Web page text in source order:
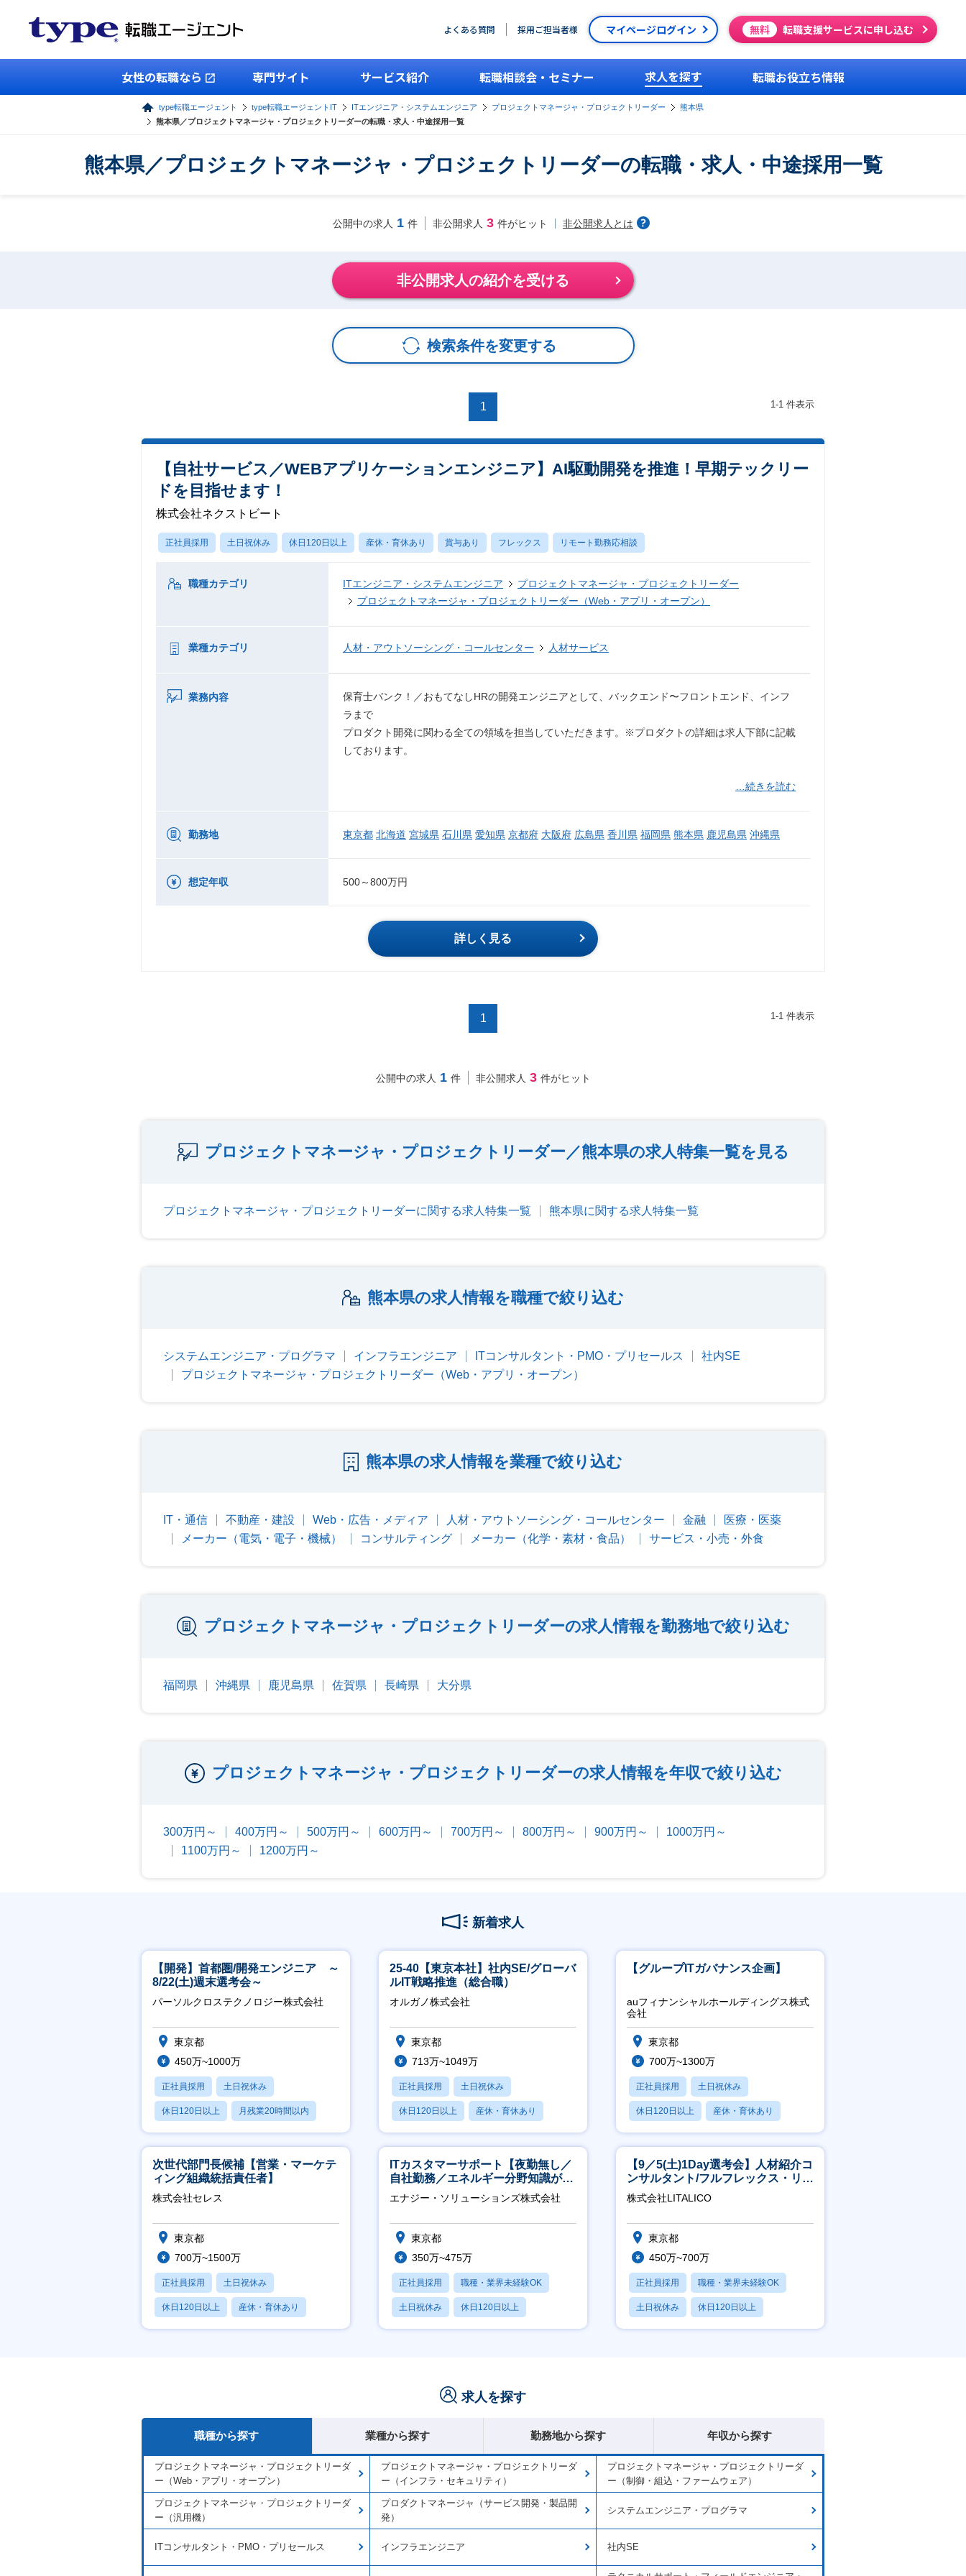
よくある質問 採用ご担当者様 マイページログイン 無料 転職支援サービスに申し込む
女性の転職なら 専門サイト サービス紹介 転職相談会・セミナー 求人を探す 転職お役立ち情報
type転職エージェント type転職エージェントIT ITエンジニア・システムエンジニア プロジェクトマネージャ・プロジェクトリーダー
熊本県
熊本県／プロジェクトマネージャ・プロジェクトリーダーの転職・求人・中途採用一覧
熊本県／プロジェクトマネージャ・プロジェクトリーダーの転職・求人・中途採用一覧
公開中の求人 1 件 非公開求人 3 件がヒット 非公開求人とは
非公開求人の紹介を受ける
検索条件を変更する
1 1-1 件表示
【自社サービス／WEBアプリケーションエンジニア】AI駆動開発を推進！早期テックリー
ドを目指せます！
株式会社ネクストビート
正社員採用 土日祝休み 休日120日以上 産休・育休あり 賞与あり フレックス リモート勤務応相談
職種カテゴリ ITエンジニア・システムエンジニア
プロジェクトマネージャ・プロジェクトリーダー
プロジェクトマネージャ・プロジェクトリーダー（Web・アプリ・オープン）
業種カテゴリ 人材・アウトソーシング・コールセンター 人材サービス
業務内容
保育士バンク！／おもてなしHRの開発エンジニアとして、バックエンド〜フロントエンド、インフ
ラまで
プロダクト開発に関わる全ての領域を担当していただきます。※プロダクトの詳細は求人下部に記載
しております。
…続きを読む
勤務地 東京都 北海道 宮城県 石川県 愛知県 京都府 大阪府 広島県 香川県 福岡県 熊本県 鹿児島県 沖縄県
想定年収 500～800万円
詳しく見る
1 1-1 件表示
公開中の求人 1 件 非公開求人 3 件がヒット
プロジェクトマネージャ・プロジェクトリーダー／熊本県の求人特集一覧を見る
プロジェクトマネージャ・プロジェクトリーダーに関する求人特集一覧 熊本県に関する求人特集一覧
熊本県の求人情報を職種で絞り込む
システムエンジニア・プログラマ インフラエンジニア ITコンサルタント・PMO・プリセールス
社内SE
プロジェクトマネージャ・プロジェクトリーダー（Web・アプリ・オープン）
熊本県の求人情報を業種で絞り込む
IT・通信 不動産・建設 Web・広告・メディア 人材・アウトソーシング・コールセンター 金融
医療・医薬
メーカー（電気・電子・機械）
コンサルティング メーカー（化学・素材・食品） サービス・小売・外食
プロジェクトマネージャ・プロジェクトリーダーの求人情報を勤務地で絞り込む
福岡県 沖縄県 鹿児島県 佐賀県 長崎県 大分県
プロジェクトマネージャ・プロジェクトリーダーの求人情報を年収で絞り込む
300万円～ 400万円～ 500万円～ 600万円～ 700万円～ 800万円～ 900万円～
1000万円～
1100万円～
1200万円～
新着求人
【開発】首都圏/開発エンジニア ～
8/22(土)週末選考会～
パーソルクロステクノロジー株式会社
東京都
450万~1000万
正社員採用 土日祝休み
休日120日以上 月残業20時間以内
賞与あり
25-40【東京本社】社内SE/グローバ
ルIT戦略推進（総合職）
オルガノ株式会社
東京都
713万~1049万
正社員採用 土日祝休み
休日120日以上 産休・育休あり
月残業20時間以内
【グループITガバナンス企画】
auフィナンシャルホールディングス株式
会社
東京都
700万~1300万
正社員採用 土日祝休み
休日120日以上 産休・育休あり
賞与あり
次世代部門長候補【営業・マーケテ
ィング組織統括責任者】
株式会社セレス
東京都
700万~1500万
正社員採用 土日祝休み
休日120日以上 産休・育休あり
賞与あり
ITカスタマーサポート【夜勤無し／
自社勤務／エネルギー分野知識が身
につきます】
エナジー・ソリューションズ株式会社
東京都
350万~475万
正社員採用 職種・業界未経験OK
土日祝休み 休日120日以上
産休・育休あり
【9／5(土)1Day選考会】人材紹介コ
ンサルタント/フルフレックス・リモ
ート/育休最長6年取得可
株式会社LITALICO
東京都
450万~700万
正社員採用 職種・業界未経験OK
土日祝休み 休日120日以上
産休・育休あり
求人を探す
職種から探す 業種から探す 勤務地から探す 年収から探す
プロジェクトマネージャ・プロジェクトリーダ
ー（Web・アプリ・オープン）
プロジェクトマネージャ・プロジェクトリーダ
ー（インフラ・セキュリティ）
プロジェクトマネージャ・プロジェクトリーダ
ー（制御・組込・ファームウェア）
プロジェクトマネージャ・プロジェクトリーダ
ー（汎用機）
プロダクトマネージャ（サービス開発・製品開
発）
システムエンジニア・プログラマ
ITコンサルタント・PMO・プリセールス インフラエンジニア 社内SE